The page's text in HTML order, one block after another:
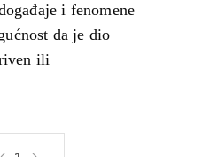
i fenomene
da je dio
ili